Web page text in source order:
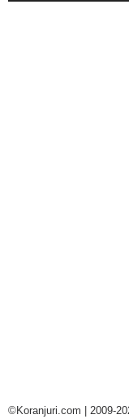
©Koranjuri.com | 2009-